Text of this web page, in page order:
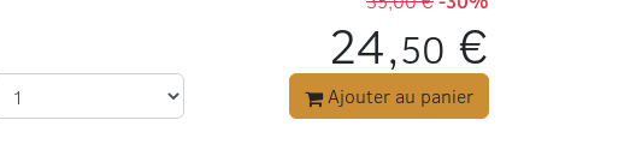
24,50 €
Ajouter au panier